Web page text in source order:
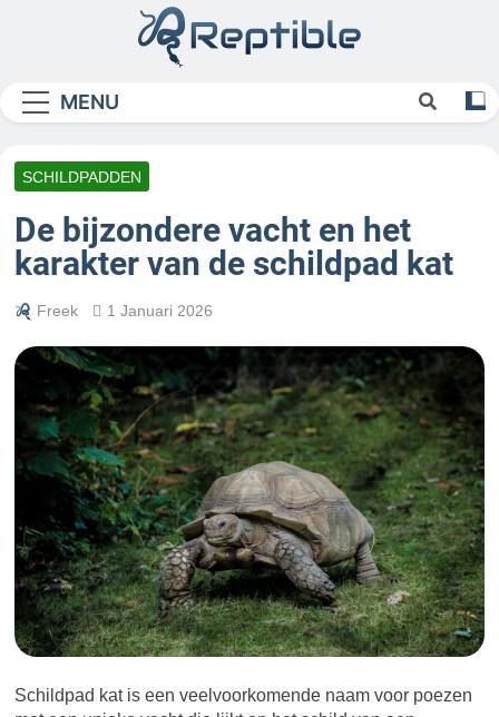
MENU
SCHILDPADDEN
De bijzondere vacht en het
karakter van de schildpad kat
Freek 1 Januari 2026
Schildpad kat is een veelvoorkomende naam voor poezen